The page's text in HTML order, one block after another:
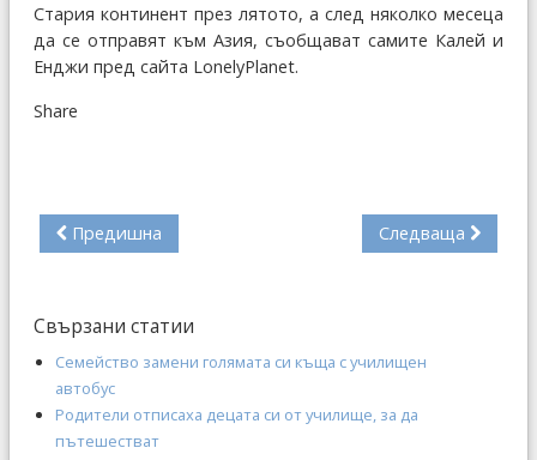
Стария континент през лятото, а след няколко месеца
да се отправят към Азия, съобщават самите Калей и
Енджи пред сайта LonelyPlanet.
Share
Предишна Следваща
Свързани статии
Семейство замени голямата си къща с училищен
автобус
Родители отписаха децата си от училище, за да
пътешестват